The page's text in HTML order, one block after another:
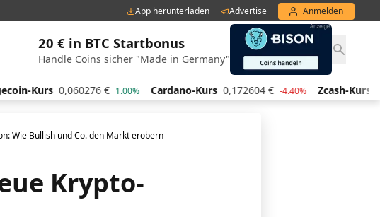
App herunterladen Advertise Anmelden
20 € in BTC Startbonus
Handle Coins sicher "Made in Germany"
Kurs 0,060276 € 1.00% Cardano-Kurs 0,172604 € -4.40% Zcash-Kurs
Wie Bullish und Co. den Markt erobern
Krypto-